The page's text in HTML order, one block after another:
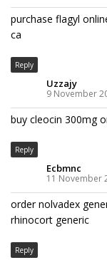
purchase flagyl
ca
Reply
Uzzajy
9 November
buy cleocin 300mg
Reply
Ecbmnc
11 November
order nolvadex
rhinocort generic
Reply